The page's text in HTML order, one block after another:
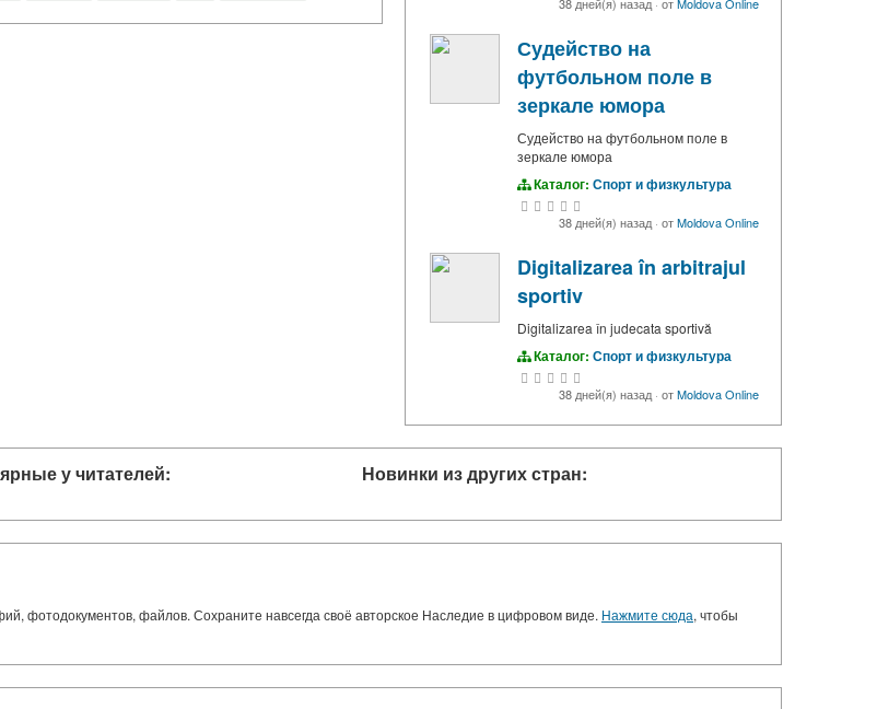
38 дней(я) назад· отMoldova Online
Судейство на
футбольном поле в
зеркале юмора
Судейство на футбольном поле в
зеркале юмора
Каталог: Спорт и физкультура
38 дней(я) назад· отMoldova Online
Digitalizarea în arbitrajul
sportiv
Digitalizarea în judecata sportivă
Каталог: Спорт и физкультура
38 дней(я) назад· отMoldova Online
у читателей: Новинки из других стран:
фотодокументов, файлов. Сохраните навсегда своё авторское Наследие в цифровом виде. Нажмите сюда, чтобы